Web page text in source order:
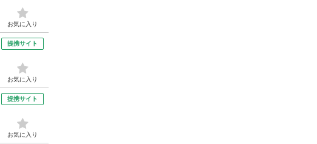
お気に入り
提携サイト
お気に入り
提携サイト
お気に入り